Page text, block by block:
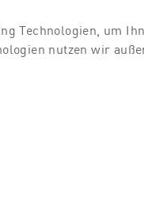
Technologien, um
nutzen wir